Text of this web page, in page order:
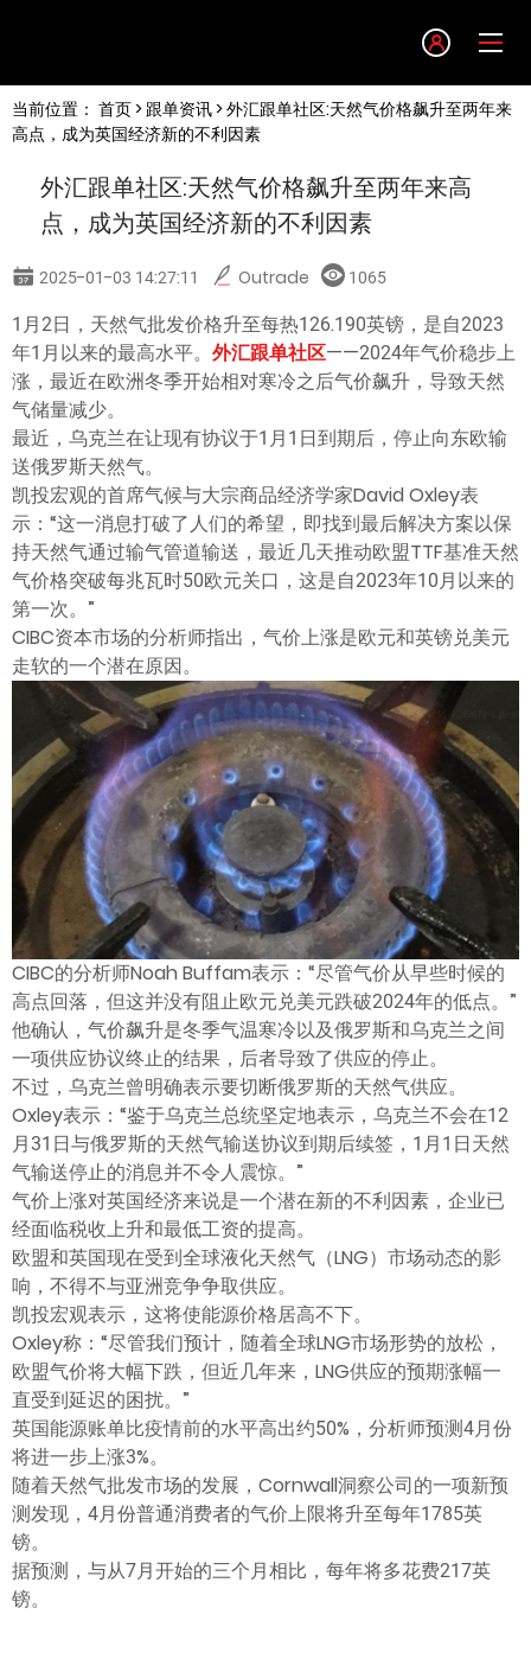
English
简体中文
한글
日本語
Tiếng việt
ไทย
当前位置： 首页> 跟单资讯> 外汇跟单社区:天然气价格飙升至两年来
高点，成为英国经济新的不利因素
外汇跟单社区:天然气价格飙升至两年来高
点，成为英国经济新的不利因素
2025-01-03 14:27:11 Outrade 1065
1月2日，天然气批发价格升至每热126.190英镑，是自2023
年1月以来的最高水平。 外汇跟单社区——2024年气价稳步上
涨，最近在欧洲冬季开始相对寒冷之后气价飙升，导致天然
气储量减少。
最近，乌克兰在让现有协议于1月1日到期后，停止向东欧输
送俄罗斯天然气。
凯投宏观的首席气候与大宗商品经济学家David Oxley表
示：“这一消息打破了人们的希望，即找到最后解决方案以保
持天然气通过输气管道输送，最近几天推动欧盟TTF基准天然
气价格突破每兆瓦时50欧元关口，这是自2023年10月以来的
第一次。”
CIBC资本市场的分析师指出，气价上涨是欧元和英镑兑美元
走软的一个潜在原因。
CIBC的分析师Noah Buffam表示：“尽管气价从早些时候的
高点回落，但这并没有阻止欧元兑美元跌破2024年的低点。”
他确认，气价飙升是冬季气温寒冷以及俄罗斯和乌克兰之间
一项供应协议终止的结果，后者导致了供应的停止。
不过，乌克兰曾明确表示要切断俄罗斯的天然气供应。
Oxley表示：“鉴于乌克兰总统坚定地表示，乌克兰不会在12
月31日与俄罗斯的天然气输送协议到期后续签，1月1日天然
气输送停止的消息并不令人震惊。”
气价上涨对英国经济来说是一个潜在新的不利因素，企业已
经面临税收上升和最低工资的提高。
欧盟和英国现在受到全球液化天然气（LNG）市场动态的影
响，不得不与亚洲竞争争取供应。
凯投宏观表示，这将使能源价格居高不下。
Oxley称：“尽管我们预计，随着全球LNG市场形势的放松，
欧盟气价将大幅下跌，但近几年来，LNG供应的预期涨幅一
直受到延迟的困扰。”
英国能源账单比疫情前的水平高出约50%，分析师预测4月份
将进一步上涨3%。
随着天然气批发市场的发展，Cornwall洞察公司的一项新预
测发现，4月份普通消费者的气价上限将升至每年1785英
镑。
据预测，与从7月开始的三个月相比，每年将多花费217英
镑。